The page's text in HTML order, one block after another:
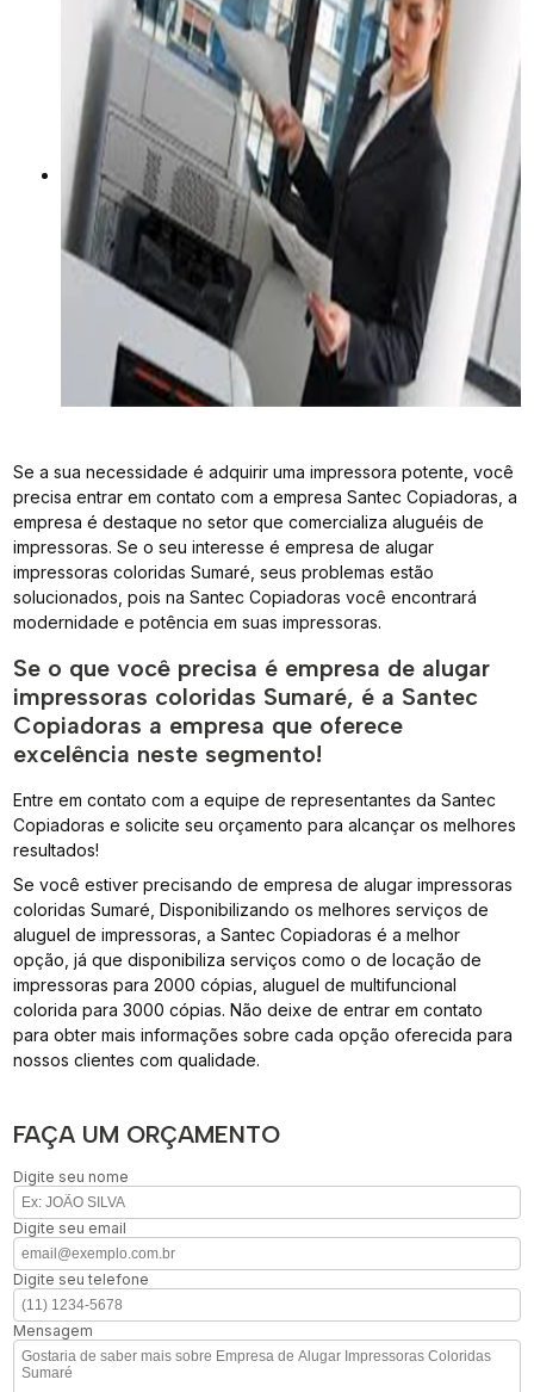
Se a sua necessidade é adquirir uma impressora potente, você
precisa entrar em contato com a empresa Santec Copiadoras, a
empresa é destaque no setor que comercializa aluguéis de
impressoras. Se o seu interesse é empresa de alugar
impressoras coloridas Sumaré, seus problemas estão
solucionados, pois na Santec Copiadoras você encontrará
modernidade e potência em suas impressoras.
Se o que você precisa é empresa de alugar
impressoras coloridas Sumaré, é a Santec
Copiadoras a empresa que oferece
excelência neste segmento!
Entre em contato com a equipe de representantes da Santec
Copiadoras e solicite seu orçamento para alcançar os melhores
resultados!
Se você estiver precisando de empresa de alugar impressoras
coloridas Sumaré, Disponibilizando os melhores serviços de
aluguel de impressoras, a Santec Copiadoras é a melhor
opção, já que disponibiliza serviços como o de locação de
impressoras para 2000 cópias, aluguel de multifuncional
colorida para 3000 cópias. Não deixe de entrar em contato
para obter mais informações sobre cada opção oferecida para
nossos clientes com qualidade.
FAÇA UM ORÇAMENTO
Digite seu nome
Digite seu email
Digite seu telefone
Mensagem